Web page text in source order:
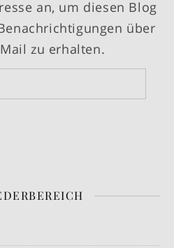
an, um diesen Blog
über
zu erhalten.